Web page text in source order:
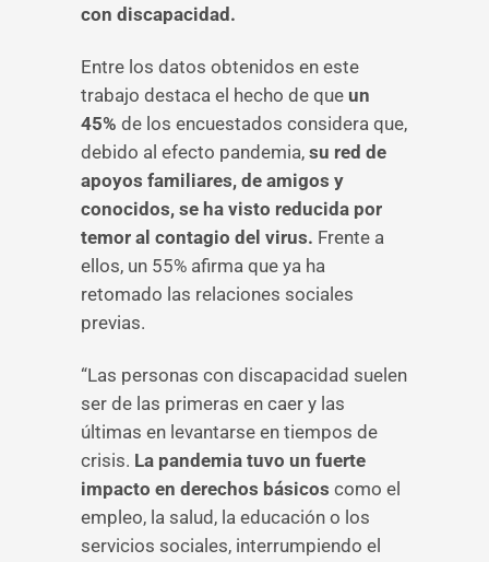
con discapacidad.
Entre los datos obtenidos en este
trabajo destaca el hecho de que un
45% de los encuestados considera que,
debido al efecto pandemia, su red de
apoyos familiares, de amigos y
conocidos, se ha visto reducida por
temor al contagio del virus. Frente a
ellos, un 55% afirma que ya ha
retomado las relaciones sociales
previas.
“Las personas con discapacidad suelen
ser de las primeras en caer y las
últimas en levantarse en tiempos de
crisis. La pandemia tuvo un fuerte
impacto en derechos básicos como el
empleo, la salud, la educación o los
servicios sociales, interrumpiendo el